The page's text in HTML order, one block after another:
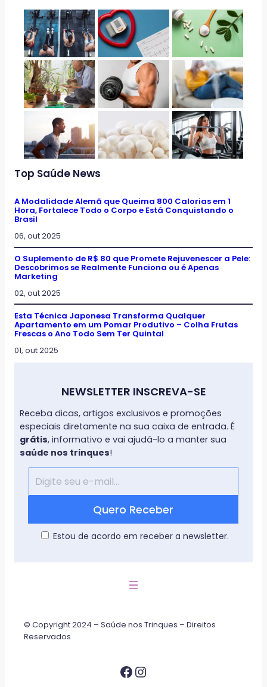
Top Saúde News
A Modalidade Alemã que Queima 800 Calorias em 1
Hora, Fortalece Todo o Corpo e Está Conquistando o
Brasil
06, out 2025
O Suplemento de R$ 80 que Promete Rejuvenescer a Pele:
Descobrimos se Realmente Funciona ou é Apenas
Marketing
02, out 2025
Esta Técnica Japonesa Transforma Qualquer
Apartamento em um Pomar Produtivo – Colha Frutas
Frescas o Ano Todo Sem Ter Quintal
01, out 2025
NEWSLETTER INSCREVA-SE
Receba dicas, artigos exclusivos e promoções
especiais diretamente na sua caixa de entrada. É
grátis, informativo e vai ajudá-lo a manter sua
saúde nos trinques!
Estou de acordo em receber a newsletter.
© Copyright 2024 – Saúde nos Trinques – Direitos
Reservados
Facebook Instagram